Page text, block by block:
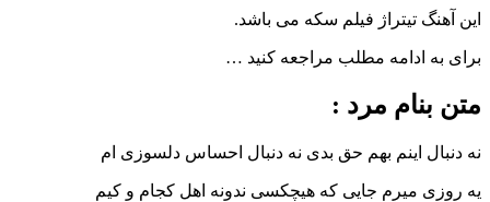
تیتراژ فیلم سکه می باشد.
ادامه مطلب مراجعه کنید …
مرد :
اینم بهم حق بدی نه دنبال احساس دلسوزی ام
میرم جایی که هیچکسی ندونه اهل کجام و کیم